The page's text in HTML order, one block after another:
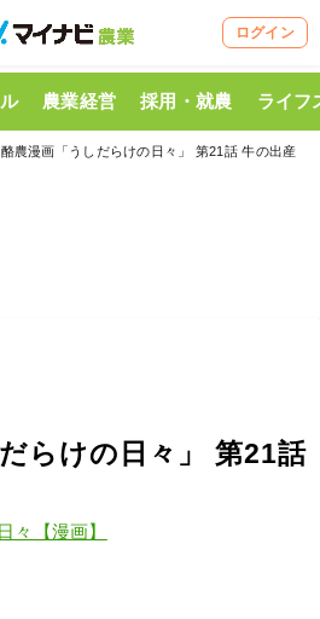
ログイン
農業経営 採用・就農 ライフ
農漫画「うしだらけの日々」 第21話 牛の出産
らけの日々」 第21話
々【漫画】